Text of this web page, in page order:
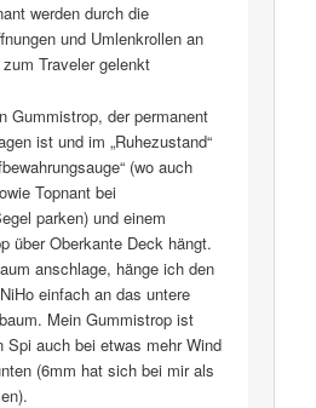
werden durch die
und Umlenkrollen an
Traveler gelenkt
Gummistrop, der permanent
ist und im „Ruhezustand“
(wo auch
Topnant bei
parken) und einem
über Oberkante Deck hängt.
anschlage, hänge ich den
einfach an das untere
Mein Gummistrop ist
Spi auch bei etwas mehr Wind
(6mm hat sich bei mir als